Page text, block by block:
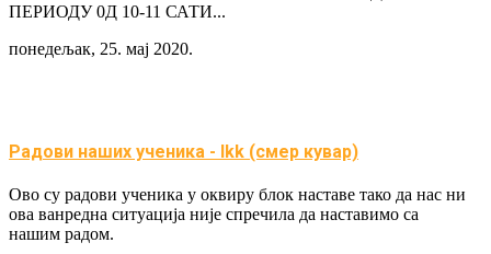
ПЕРИОДУ 0Д 10-11 САТИ...
понедељак, 25. мај 2020.
Радови наших ученика - Ikk (смер кувар)
Ово су радови ученика у оквиру блок наставе тако да нас ни
ова ванредна ситуација није спречила да наставимо са
нашим радом.